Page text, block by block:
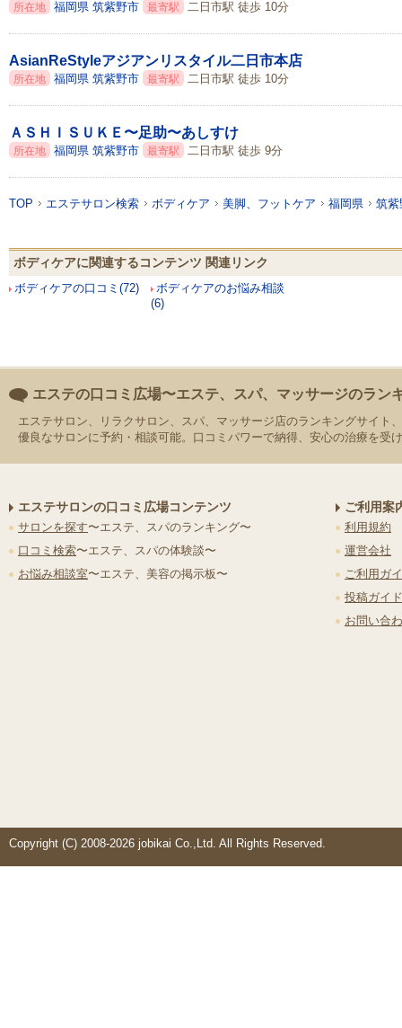
所在地 福岡県 筑紫野市 最寄駅 二日市駅 徒歩 10分
AsianReStyleアジアンリスタイル二日市本店
所在地 福岡県 筑紫野市 最寄駅 二日市駅 徒歩 10分
ＡＳＨＩＳＵＫＥ〜足助〜あしすけ
所在地 福岡県 筑紫野市 最寄駅 二日市駅 徒歩 9分
TOP エステサロン検索 ボディケア 美脚、フットケア 福岡県 筑紫
ボディケアに関連するコンテンツ 関連リンク
ボディケアの口コミ(72)
ボディケアのお悩み相談
(6)
エステの口コミ広場〜エステ、スパ、マッサージのラン
エステサロン、リラクサロン、スパ、マッサージ店のランキングサイト
優良なサロンに予約・相談可能。口コミパワーで納得、安心の治療を受
エステサロンの口コミ広場コンテンツ
サロンを探す〜エステ、スパのランキング〜
口コミ検索〜エステ、スパの体験談〜
お悩み相談室〜エステ、美容の掲示板〜
ご利用案
利用規約
運営会社
ご利用ガ
投稿ガイ
お問い合
Copyright (C) 2008-2026 jobikai Co.,Ltd. All Rights Reserved.